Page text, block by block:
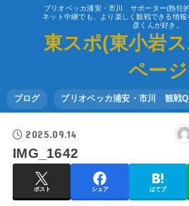
ブリオベッカ浦安・市川 サポーター(熱狂
ネット中継でも、より楽しく観戦できる情
彦くんが好き。
東スポ(東小岩
ページ
ブログ ブリオベッカ浦安・市川 観戦
2025.09.14
IMG_1642
ポスト シェア はてブ